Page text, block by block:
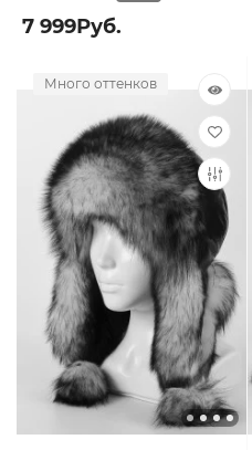
7 999Руб.
Много оттенков